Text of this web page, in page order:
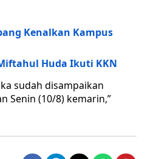
Kenalkan Kampus
Huda Ikuti KKN
sudah disampaikan
Senin (10/8) kemarin,”